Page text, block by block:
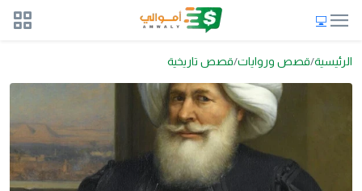
الرئيسية قصص وروايات قصص تاريخية